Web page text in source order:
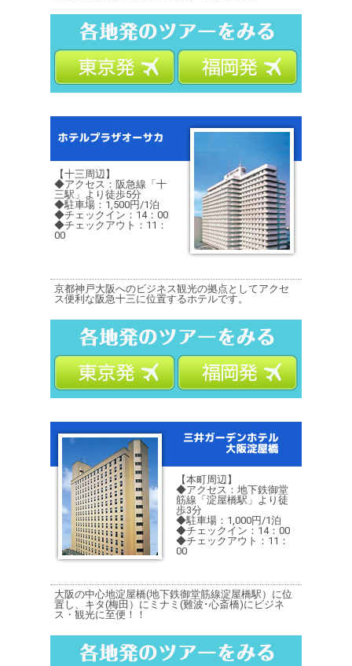
【十三周辺】
◆アクセス：阪急線「十
三駅」より徒歩5分
◆駐車場：1,500円/1泊
◆チェックイン：14：00
◆チェックアウト：11：
00
京都神戸大阪へのビジネス観光の拠点としてアクセ
ス便利な阪急十三に位置するホテルです。
【本町周辺】
◆アクセス：地下鉄御堂
筋線「淀屋橋駅」より徒
歩3分
◆駐車場：1,000円/1泊
◆チェックイン：14：00
◆チェックアウト：11：
00
大阪の中心地淀屋橋(地下鉄御堂筋線淀屋橋駅）に位
置し、キタ(梅田）にミナミ(難波･心斎橋)にビジネ
ス・観光に至便！！